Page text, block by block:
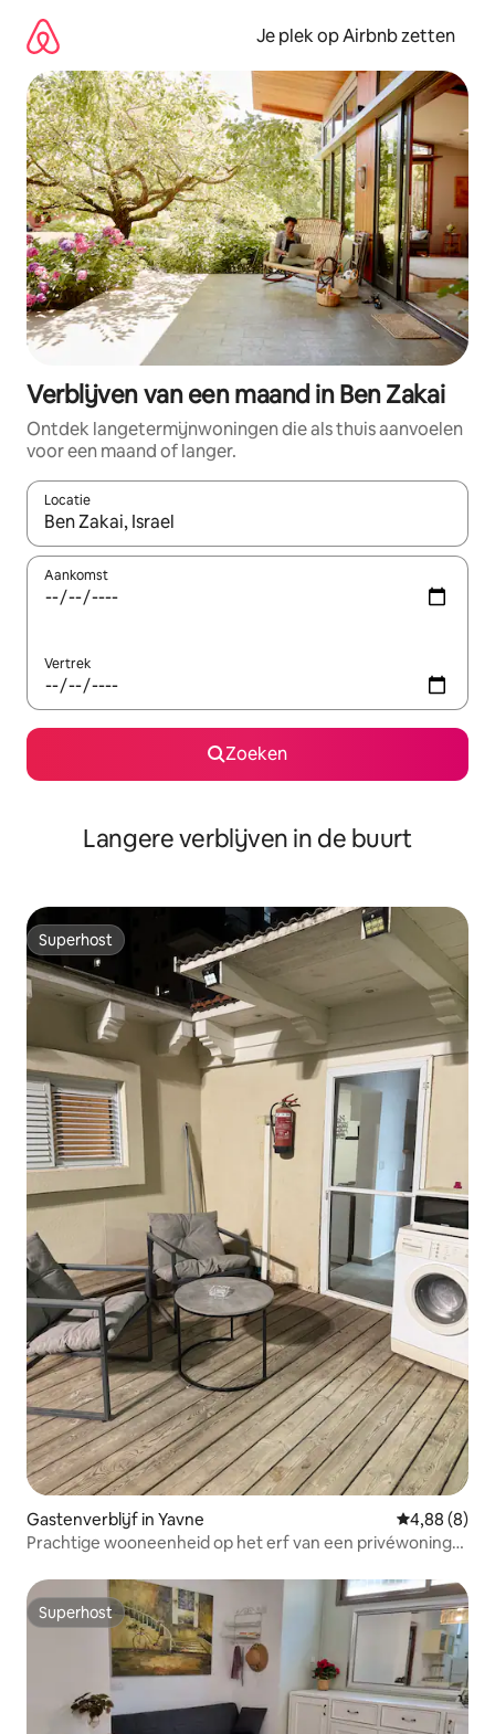
direct
naar
inhoud
Je plek op Airbnb zetten
Verblijven van een maand in Ben Zakai
Ontdek langetermijnwoningen die als thuis aanvoelen
voor een maand of langer.
Locatie
Wanneer er resultaten beschikbaar zijn, maak je een keuze
Aankomst
Vertrek
Zoeken
Langere verblijven in de buurt
Superhost
Superhost
Gastenverblijf in Yavne Gemiddelde
4,88 (8)
Prachtige wooneenheid op het erf van een privéwoning
Superhost
Superhost